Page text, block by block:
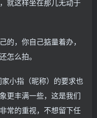
，你自己掂量着办，
怎么拍。
小指（昵称）的要求也
更丰满一些，这是我们
常的重视，不想留下任